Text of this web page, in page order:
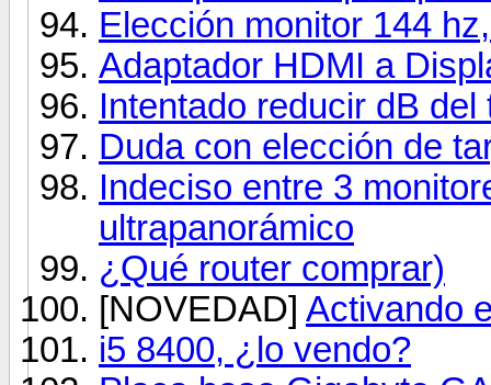
Elección monitor 144
Adaptador HDMI a
Intentado reducir dB del
Duda con elección de
Indeciso entre 3
ultrapanorámico
¿Qué router comprar)
[NOVEDAD] Activando
i5 8400, ¿lo vendo?